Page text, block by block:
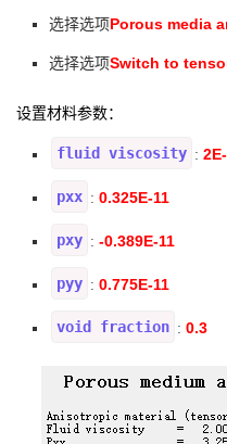
选择选项Porous media
选择选项Switch to
设置材料参数：
fluid viscosity :
pxx : 0.325E-11
pxy : -0.389E-11
pyy : 0.775E-11
void fraction : 0.3